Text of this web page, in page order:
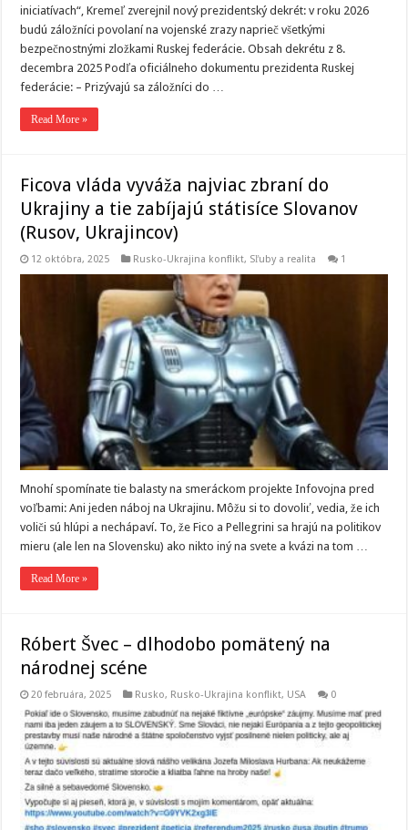
iniciatívach“, Kremeľ zverejnil nový prezidentský dekrét: v roku 2026
budú záložníci povolaní na vojenské zrazy naprieč všetkými
bezpečnostnými zložkami Ruskej federácie. Obsah dekrétu z 8.
decembra 2025 Podľa oficiálneho dokumentu prezidenta Ruskej
federácie: – Prizývajú sa záložníci do …
Read More »
Ficova vláda vyváža najviac zbraní do
Ukrajiny a tie zabíjajú státisíce Slovanov
(Rusov, Ukrajincov)
12 októbra, 2025 Rusko-Ukrajina konflikt, Sľuby a realita 1
Mnohí spomínate tie balasty na smeráckom projekte Infovojna pred
voľbami: Ani jeden náboj na Ukrajinu. Môžu si to dovoliť, vedia, že ich
voliči sú hlúpi a nechápaví. To, že Fico a Pellegrini sa hrajú na politikov
mieru (ale len na Slovensku) ako nikto iný na svete a kvázi na tom …
Read More »
Róbert Švec – dlhodobo pomätený na
národnej scéne
20 februára, 2025 Rusko, Rusko-Ukrajina konflikt, USA 0